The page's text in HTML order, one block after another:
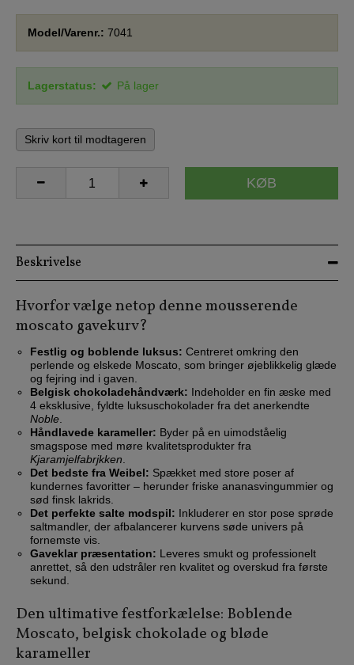
Model/Varenr.: 7041
Lagerstatus: På lager
Skriv kort til modtageren
KØB
Beskrivelse
Hvorfor vælge netop denne mousserende
moscato gavekurv?
Festlig og boblende luksus: Centreret omkring den
perlende og elskede Moscato, som bringer øjeblikkelig glæde
og fejring ind i gaven.
Belgisk chokoladehåndværk: Indeholder en fin æske med
4 eksklusive, fyldte luksuschokolader fra det anerkendte
Noble.
Håndlavede karameller: Byder på en uimodståelig
smagspose med møre kvalitetsprodukter fra
Kjaramjelfabrjkken
Det bedste fra Weibel: Spækket med store poser af
kundernes favoritter – herunder friske ananasvingummier og
sød finsk lakrids.
Det perfekte salte modspil: Inkluderer en stor pose sprøde
saltmandler, der afbalancerer kurvens søde univers på
fornemste vis.
Gaveklar præsentation: Leveres smukt og professionelt
anrettet, så den udstråler ren kvalitet og overskud fra første
sekund.
Den ultimative festforkælelse: Boblende
Moscato, belgisk chokolade og bløde
karameller